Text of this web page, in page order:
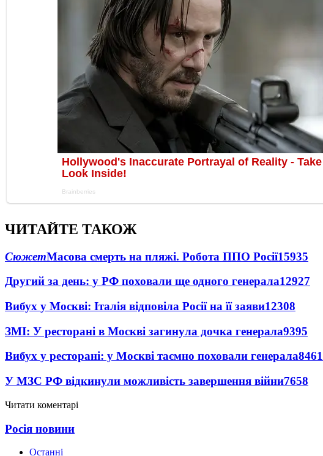
ЧИТАЙТЕ ТАКОЖ
СюжетМасова смерть на пляжі. Робота ППО Росії15935
Другий за день: у РФ поховали ще одного генерала12927
Вибух у Москві: Італія відповіла Росії на її заяви12308
ЗМІ: У ресторані в Москві загинула дочка генерала9395
Вибух у ресторані: у Москві таємно поховали генерала8461
У МЗС РФ відкинули можливість завершення війни7658
Читати коментарі
Росія новини
Останні